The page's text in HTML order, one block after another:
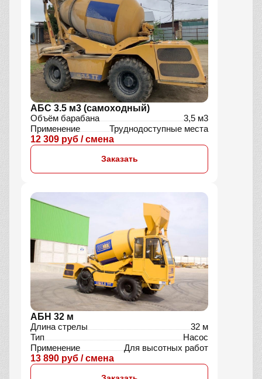
АБС 3.5 м3 (самоходный)
Объём барабана
3,5 м3
Применение
Труднодоступные места
12 309 руб / смена
Заказать
АБН 32 м
Длина стрелы
32 м
Тип
Насос
Применение
Для высотных работ
13 890 руб / смена